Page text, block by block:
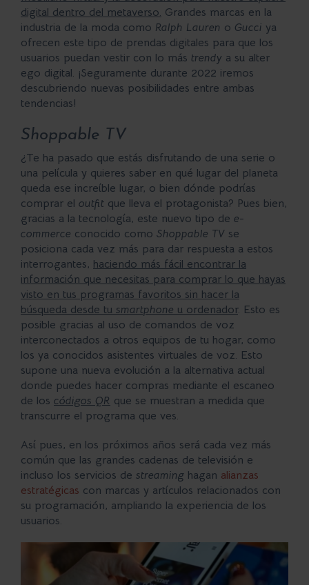
digital dentro del metaverso. Grandes marcas en la
industria de la moda como Ralph Lauren o Gucci ya
ofrecen este tipo de prendas digitales para que los
usuarios puedan vestir con lo más trendy a su alter
ego digital. ¡Seguramente durante 2022 iremos
descubriendo nuevas posibilidades entre ambas
tendencias!
Shoppable TV
¿Te ha pasado que estás disfrutando de una serie o
una película y quieres saber en qué lugar del planeta
queda ese increíble lugar, o bien dónde podrías
comprar el outfit que lleva el protagonista? Pues bien,
gracias a la tecnología, este nuevo tipo de e-
commerce conocido como Shoppable TV se
posiciona cada vez más para dar respuesta a estos
interrogantes, haciendo más fácil encontrar la
información que necesitas para comprar lo que hayas
visto en tus programas favoritos sin hacer la
búsqueda desde tu smartphone u ordenador. Esto es
posible gracias al uso de comandos de voz
interconectados a otros equipos de tu hogar, como
los ya conocidos asistentes virtuales de voz. Esto
supone una nueva evolución a la alternativa actual
donde puedes hacer compras mediante el escaneo
de los códigos QR que se muestran a medida que
transcurre el programa que ves.
Así pues, en los próximos años será cada vez más
común que las grandes cadenas de televisión e
incluso los servicios de streaming hagan alianzas
estratégicas con marcas y artículos relacionados con
su programación, ampliando la experiencia de los
usuarios.